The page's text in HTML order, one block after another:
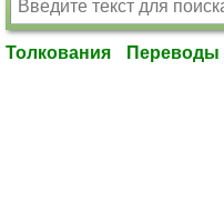
Толкования Переводы